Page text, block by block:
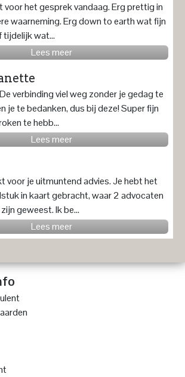
het gesprek vandaag. Erg prettig in
waarneming. Erg down to earth wat fijn
tijdelijk wat...
Lees meer
verbinding viel weg zonder je gedag te
je te bedanken, dus bij deze! Super fijn
te hebb...
Lees meer
voor je uitmuntend advies. Je hebt het
in kaart gebracht, waar 2 advocaten
geweest. Ik be...
Lees meer